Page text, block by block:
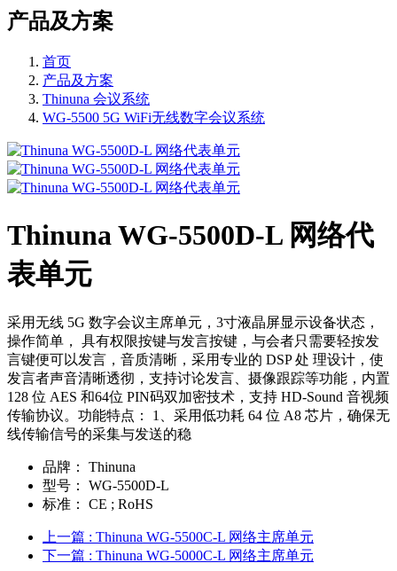
产品及方案
首页
产品及方案
Thinuna 会议系统
WG-5500 5G WiFi无线数字会议系统
Thinuna WG-5500D-L 网络代
表单元
采用无线 5G 数字会议主席单元，3寸液晶屏显示设备状态，
操作简单， 具有权限按键与发言按键，与会者只需要轻按发
言键便可以发言，音质清晰，采用专业的 DSP 处 理设计，使
发言者声音清晰透彻，支持讨论发言、摄像跟踪等功能，内置
128 位 AES 和64位 PIN码双加密技术，支持 HD-Sound 音视频
传输协议。功能特点： 1、采用低功耗 64 位 A8 芯片，确保无
线传输信号的采集与发送的稳
品牌：
Thinuna
型号：
WG-5500D-L
标准：
CE ; RoHS
上一篇 : Thinuna WG-5500C-L 网络主席单元
下一篇 : Thinuna WG-5000C-L 网络主席单元